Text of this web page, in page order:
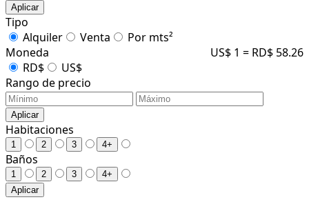
Aplicar
Tipo
Alquiler
Venta
Por mts²
Moneda
US$ 1 = RD$ 58.26
RD$
US$
Rango de precio
Aplicar
Habitaciones
1 2 3 4+
Baños
1 2 3
4+
Aplicar